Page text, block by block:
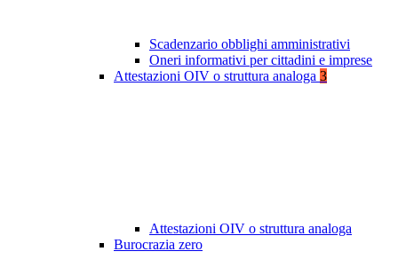
Scadenzario obblighi amministrativi
Oneri informativi per cittadini e imprese
Attestazioni OIV o struttura analoga 3
Attestazioni OIV o struttura analoga
Burocrazia zero